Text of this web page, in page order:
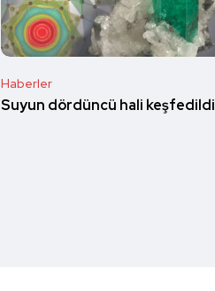
Haberler
Suyun dördüncü hali keşfedildi